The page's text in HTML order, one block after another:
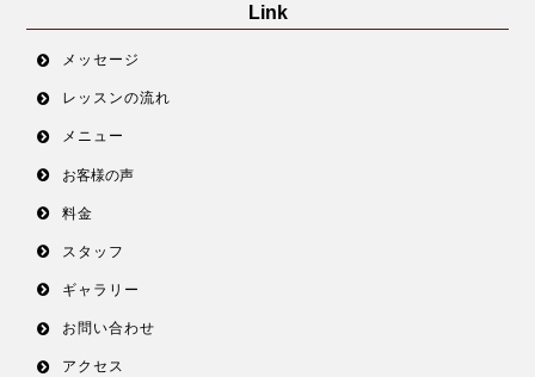
Link
メッセージ
レッスンの流れ
メニュー
お客様の声
料金
スタッフ
ギャラリー
お問い合わせ
アクセス